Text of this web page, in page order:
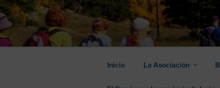
Saltar
al
contenido
Inicio La Asociación